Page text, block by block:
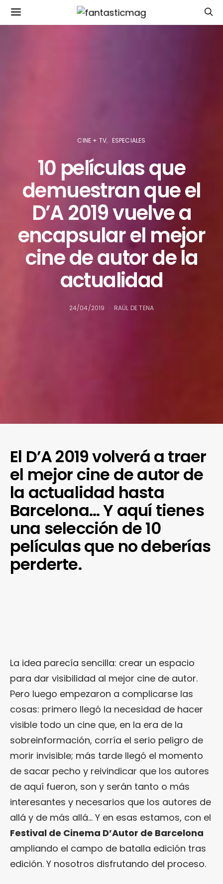
CINE + TV ESPECIALES
10 películas que
demuestran que el
D’A 2019 vuelve a
encapsular el mejor
cine de autor de la
actualidad
24/04/2019 RAÜL DE TENA
El D’A 2019 volverá a traer
el mejor cine de autor de
la actualidad hasta
Barcelona… Y aquí tienes
una selección de 10
películas que no deberías
perderte.
La idea parecía sencilla: crear un espacio
para dar visibilidad al mejor cine de autor.
Pero luego empezaron a complicarse las
cosas: primero llegó la necesidad de hacer
visible todo un cine que, en la era de la
sobreinformación, corría el serio peligro de
morir invisible; más tarde llegó el momento
de sacar pecho y reivindicar que los autores
de aquí fueron, son y serán tanto o más
interesantes y necesarios que los autores de
allá y de más allá… Y en esas estamos, con el
Festival de Cinema D’Autor de Barcelona
ampliando el campo de batalla edición tras
edición. Y nosotros disfrutando del proceso.